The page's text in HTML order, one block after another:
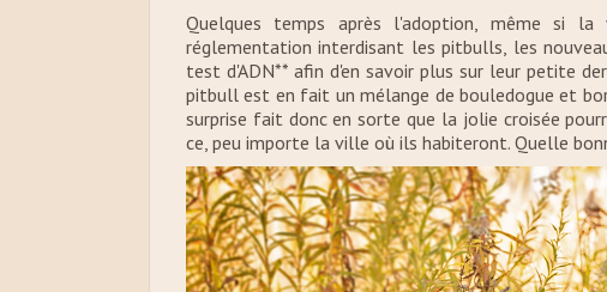
Quelques temps après l'adoption, même si
réglementation interdisant les pitbulls, les
test d'ADN** afin d'en savoir plus sur leur petite
pitbull est en fait un mélange de bouledogue et
surprise fait donc en sorte que la jolie croisée
ce, peu importe la ville où ils habiteront. Quelle